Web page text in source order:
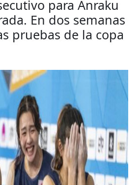
para Anraku
En dos semanas
pruebas de la copa